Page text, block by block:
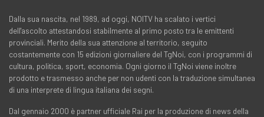
Dalla sua nascita, nel 1989, ad oggi, NOITV ha scalato i vertici
dell'ascolto attestandosi stabilmente al primo posto tra le emittenti
provinciali. Merito della sua attenzione al territorio, seguito
costantemente con 15 edizioni giornaliere del TgNoi, con i programmi di
cultura, politica, sport, economia. Ogni giorno il TgNoi viene inoltre
prodotto e trasmesso anche per non udenti con la traduzione simultanea
di una interprete di lingua italiana dei segni.
Dal gennaio 2000 è partner ufficiale Rai per la produzione di news della